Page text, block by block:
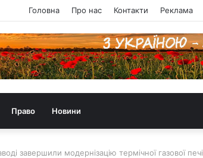
Головна Про нас Контакти Реклама
Право Новини
завершили модернізацію термічної газової печі